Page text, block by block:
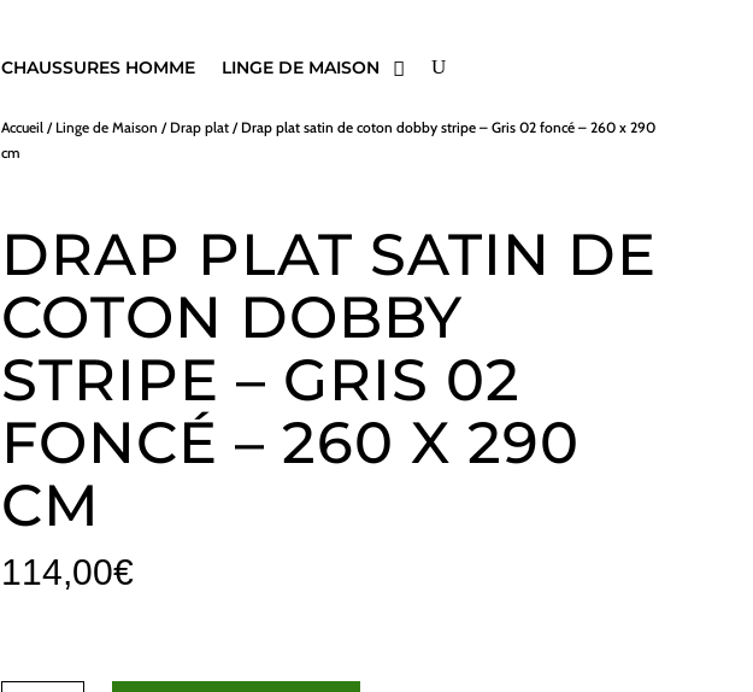
CHAUSSURES HOMME LINGE DE MAISON
Accueil / Linge de Maison / Drap plat / Drap plat satin de coton dobby stripe – Gris 02 foncé – 260 x 290
cm
DRAP PLAT SATIN DE
COTON DOBBY
STRIPE – GRIS 02
FONCÉ – 260 X 290
CM
114,00€